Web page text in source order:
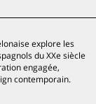
explore les
du XXe siècle
engagée,
contemporain.